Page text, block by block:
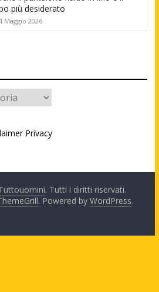
più desiderato
Maggio 2026
Privacy
. Tutti i diritti riservati.
. Powered by WordPress.